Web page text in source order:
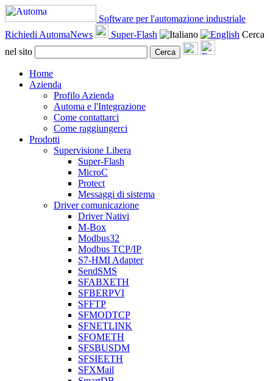
Software per l'automazione industriale
Richiedi AutomaNews
Super-Flash
Cerca
nel sito
Cerca
Home
Azienda
Profilo Azienda
Automa e l'Integrazione
Come contattarci
Come raggiungerci
Prodotti
Supervisione Libera
Super-Flash
MicroC
Protect
Messaggi di sistema
Driver comunicazione
Driver Nativi
M-Box
Modbus32
Modbus TCP/IP
S7-HMI Adapter
SendSMS
SFABXETH
SFBERPVI
SFFTP
SFMODTCP
SFNETLINK
SFOMETH
SFSBUSDM
SFSIEETH
SFXMail